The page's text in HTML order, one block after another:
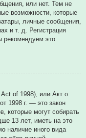
или нет. Тем не
возможности, которые
личные сообщения,
и т. д. Регистрация
рекомендуем это
of 1998), или Акт о
1998 г. — это закон
которые могут собирать
13 лет, иметь на это
наличие иного вида